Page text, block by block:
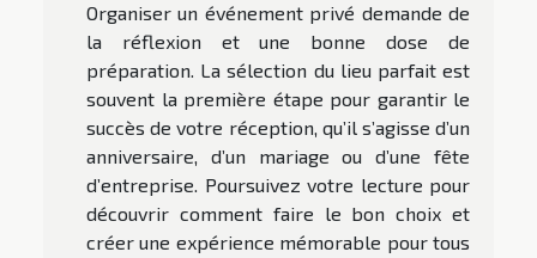
Organiser un événement privé demande de
la réflexion et une bonne dose de
préparation. La sélection du lieu parfait est
souvent la première étape pour garantir le
succès de votre réception, qu’il s’agisse d’un
anniversaire, d’un mariage ou d’une fête
d’entreprise. Poursuivez votre lecture pour
découvrir comment faire le bon choix et
créer une expérience mémorable pour tous